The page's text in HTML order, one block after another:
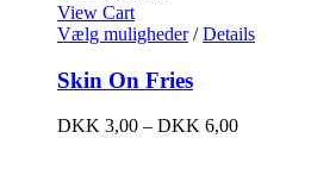
View Cart
Vælg muligheder/ Details
Skin On Fries
DKK 3,00 – DKK 6,00